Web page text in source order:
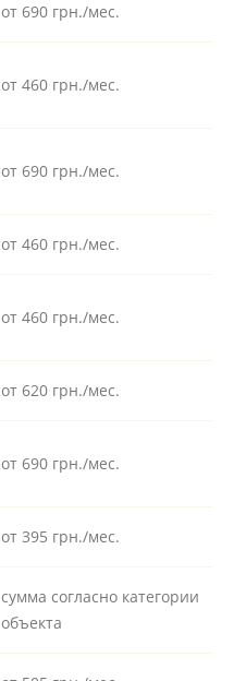
от 690 грн./мес.
от 460 грн./мес.
от 690 грн./мес.
от 460 грн./мес.
от 460 грн./мес.
от 620 грн./мес.
от 690 грн./мес.
от 395 грн./мес.
сумма согласно категории
объекта